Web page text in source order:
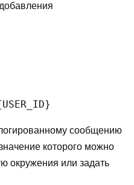
сообщению
которого можно
окружения или задать